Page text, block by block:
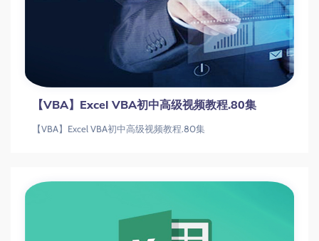
【VBA】Excel VBA初中高级视频教程.80集
【VBA】Excel VBA初中高级视频教程.80集